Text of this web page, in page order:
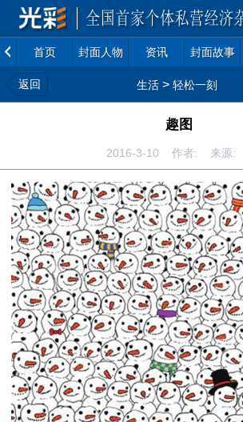
首页 封面人物 资讯 封面故事
返回 生活 > 轻松一刻
趣图
2016-3-10 作者: 来源: